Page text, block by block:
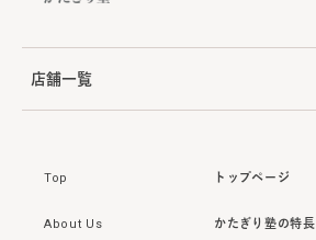
店舗一覧
Top トップページ
About Us かたぎり塾の特長